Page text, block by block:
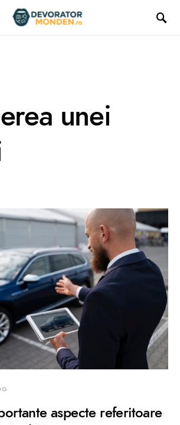
unei
aspecte referitoare